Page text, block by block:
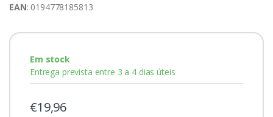
EAN: 0194778185813
Em stock
Entrega prevista entre 3 a 4 dias úteis
€19,96